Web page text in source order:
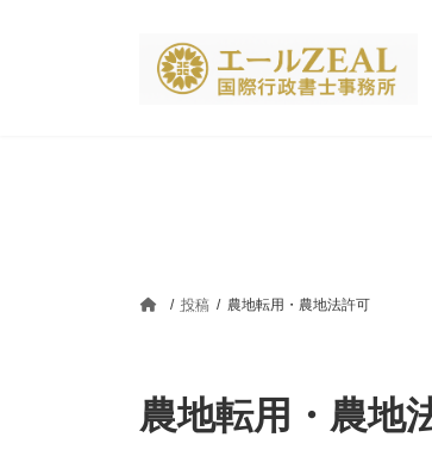
投稿 農地転用・農地法許可
農地転用・農地